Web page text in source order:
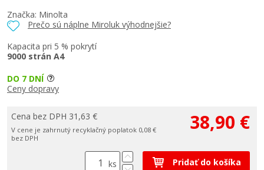
Značka: Minolta
Prečo sú náplne Miroluk výhodnejšie?
Kapacita pri 5 % pokrytí
9000 strán A4
DO 7 DNÍ
Ceny dopravy
Cena bez DPH 31,63 €
V cene je zahrnutý recyklačný poplatok 0,08 €
bez DPH
38,90 €
ks Pridať do košíka